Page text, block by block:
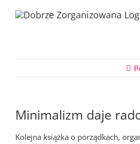
Minimalizm daje
Kolejna książka o porządkach,